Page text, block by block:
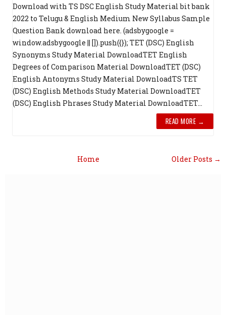
Download with TS DSC English Study Material bit bank
2022 to Telugu & English Medium New Syllabus Sample
Question Bank download here. (adsbygoogle =
window.adsbygoogle || []).push({}); TET (DSC) English
Synonyms Study Material DownloadTET English
Degrees of Comparison Material DownloadTET (DSC)
English Antonyms Study Material DownloadTS TET
(DSC) English Methods Study Material DownloadTET
(DSC) English Phrases Study Material DownloadTET...
READ MORE →
Older Posts →
Home